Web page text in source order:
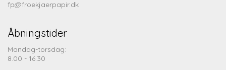
fp@froekjaerpapir.dk
Åbningstider
Mandag-torsdag:
8.00 - 16.30